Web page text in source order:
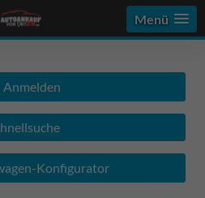
Menü
Anmelden
Konfigurator